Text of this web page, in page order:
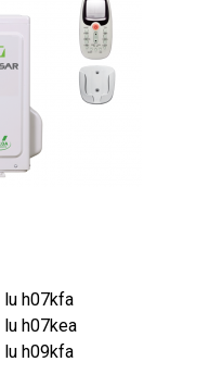
h07kfа
h07kea
h09kfa